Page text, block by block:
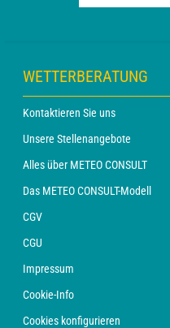
WETTERBERATUNG
Kontaktieren Sie uns
Unsere Stellenangebote
Alles über METEO CONSULT
Das METEO CONSULT-Modell
CGV
CGU
Impressum
Cookie-Info
Cookies konfigurieren